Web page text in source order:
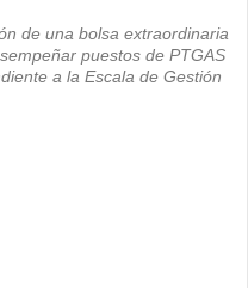
de una bolsa extraordinaria
puestos de PTGAS
a la Escala de Gestión